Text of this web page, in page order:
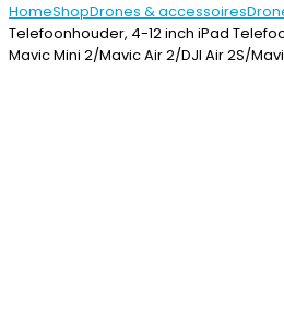
HomeShopDrones & accessoires
Telefoonhouder, 4-12 inch iPad
Mavic Mini 2/Mavic Air 2/DJI Air 2S/